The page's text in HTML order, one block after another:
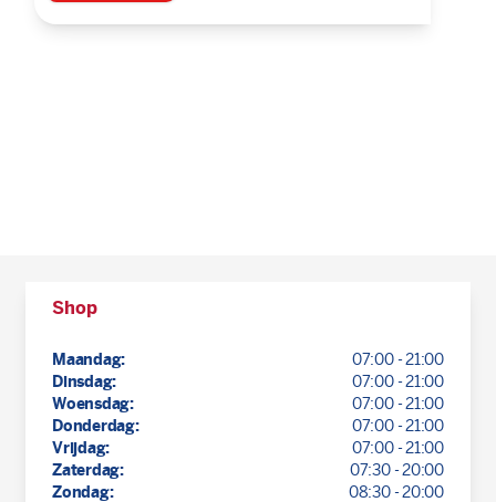
Shop
Maandag:
07:00 - 21:00
Dinsdag:
07:00 - 21:00
Woensdag:
07:00 - 21:00
Donderdag:
07:00 - 21:00
Vrijdag:
07:00 - 21:00
Zaterdag:
07:30 - 20:00
Zondag:
08:30 - 20:00